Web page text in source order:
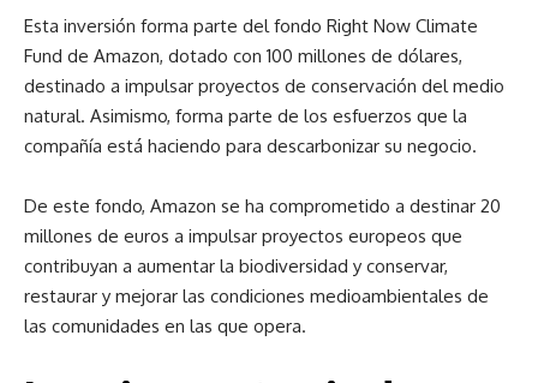
Esta inversión forma parte del fondo Right Now Climate
Fund de Amazon, dotado con 100 millones de dólares,
destinado a impulsar proyectos de conservación del medio
natural. Asimismo, forma parte de los esfuerzos que la
compañía está haciendo para descarbonizar su negocio.
De este fondo, Amazon se ha comprometido a destinar 20
millones de euros a impulsar proyectos europeos que
contribuyan a aumentar la biodiversidad y conservar,
restaurar y mejorar las condiciones medioambientales de
las comunidades en las que opera.